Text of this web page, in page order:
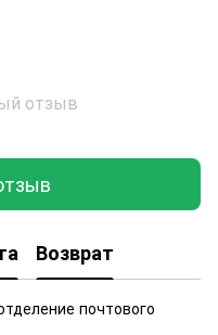
отзыв
Возврат
почтового